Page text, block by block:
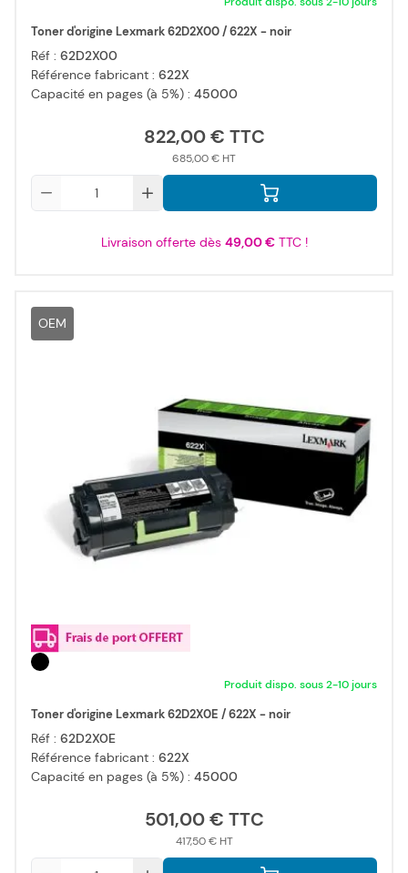
Toner d'origine Lexmark 62D2X00 / 622X - noir
Réf : 62D2X00
Référence fabricant : 622X
Capacité en pages (à 5%) : 45000
822,00 €
685,00 €
Livraison offerte dès 49,00 €TTC !
OEM
Produit dispo. sous 2-10 jours
Toner d'origine Lexmark 62D2X0E / 622X - noir
Réf : 62D2X0E
Référence fabricant : 622X
Capacité en pages (à 5%) : 45000
501,00 €
417,50 €